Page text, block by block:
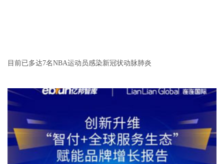
目前已多达7名NBA运动员感染新冠状动脉肺炎